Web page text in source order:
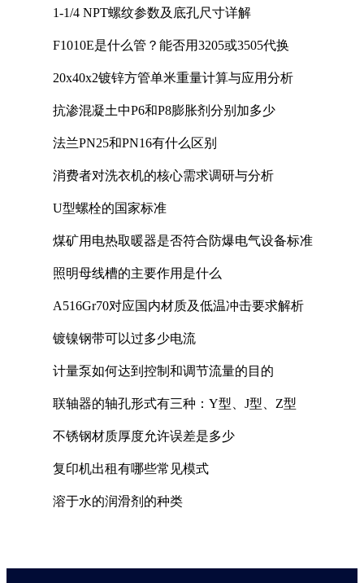
1-1/4 NPT螺纹参数及底孔尺寸详解
F1010E是什么管？能否用3205或3505代换
20x40x2镀锌方管单米重量计算与应用分析
抗渗混凝土中P6和P8膨胀剂分别加多少
法兰PN25和PN16有什么区别
消费者对洗衣机的核心需求调研与分析
U型螺栓的国家标准
煤矿用电热取暖器是否符合防爆电气设备标准
照明母线槽的主要作用是什么
A516Gr70对应国内材质及低温冲击要求解析
镀镍钢带可以过多少电流
计量泵如何达到控制和调节流量的目的
联轴器的轴孔形式有三种：Y型、J型、Z型
不锈钢材质厚度允许误差是多少
复印机出租有哪些常见模式
溶于水的润滑剂的种类